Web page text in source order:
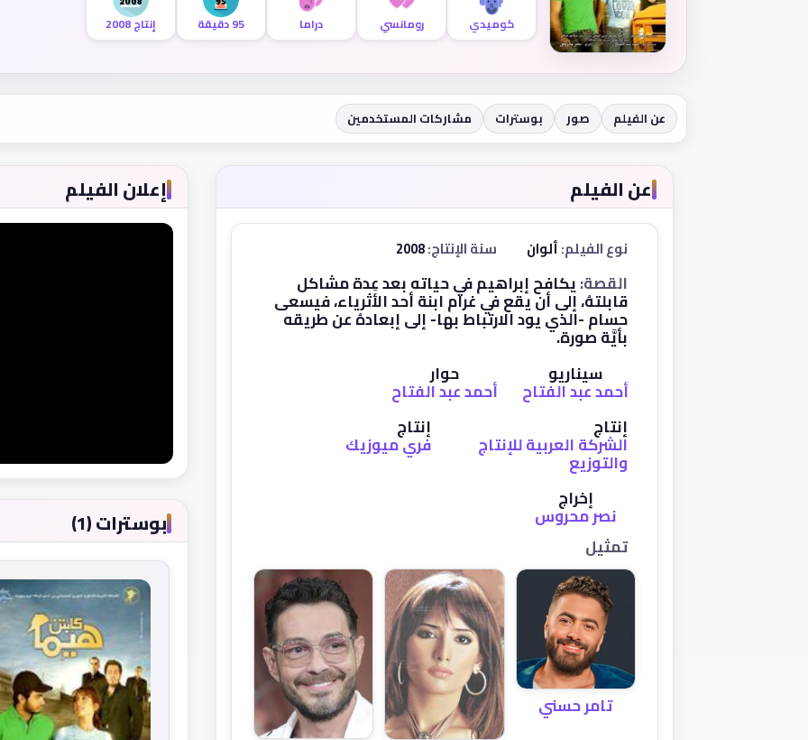
كوميدي رومانسي دراما 95 دقيقة إنتاج 2008
عن الفيلم صور بوسترات مشاركات المستخدمين
عن الفيلم
نوع الفيلم:ألوان سنة الإنتاج:2008
القصة:يكافح إبراهيم في حياته بعد عِدة مشاكل
قابلتهُ، إلى أن يقع في غرام ابنة أحد الأثرياء، فيسعى
حسام -الذي يود الارتباط بها- إلى إبعادهُ عن طريقه
بأيَّة صورة.
سيناريو
أحمد عبد الفتاح
حوار
أحمد عبد الفتاح
إنتاج
الشركة العربية للإنتاج
والتوزيع
إنتاج
فري ميوزيك
إخراج
نصر محروس
تمثيل
تامر حسني
إعلان الفيلم
بوسترات (1)